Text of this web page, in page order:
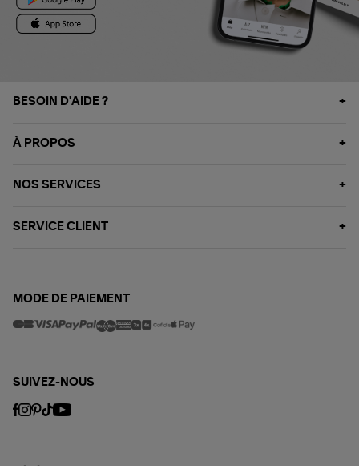
BESOIN D'AIDE ?
À PROPOS
NOS SERVICES
SERVICE CLIENT
MODE DE PAIEMENT
SUIVEZ-NOUS